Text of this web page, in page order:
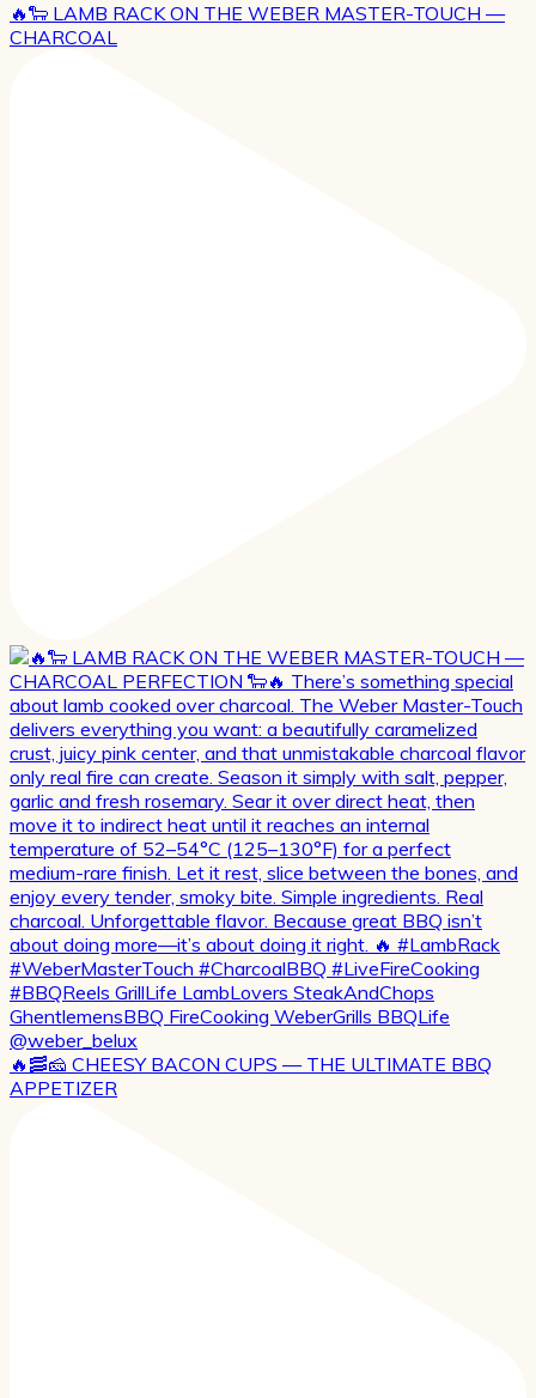
🔥🐑 LAMB RACK ON THE WEBER MASTER-TOUCH —
CHARCOAL
🔥🥓🧀 CHEESY BACON CUPS — THE ULTIMATE BBQ
APPETIZER